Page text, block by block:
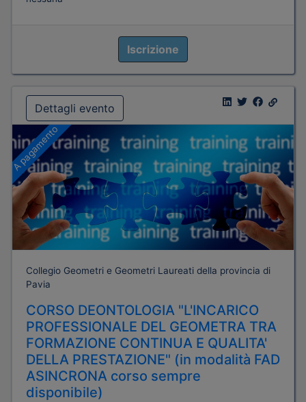
Iscrizione
Dettagli evento
A pagamento
Collegio Geometri e Geometri Laureati della provincia di
Pavia
CORSO DEONTOLOGIA "L'INCARICO
PROFESSIONALE DEL GEOMETRA TRA
FORMAZIONE CONTINUA E QUALITA'
DELLA PRESTAZIONE" (in modalità FAD
ASINCRONA corso sempre
disponibile)